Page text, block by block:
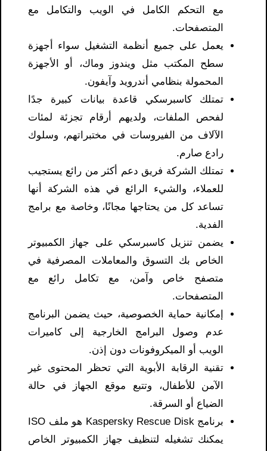
مع التحكم الكامل في الويب والتكامل مع
المتصفحات.
يعمل على جميع أنظمة التشغيل سواء أجهزة
سطح المكتب مثل ويندوز وماك، أو الأجهزة
المحمولة بنظامي أندرويد وآيفون.
تمتلك كاسبرسكي قاعدة بيانات كبيرة جدًا
لفحص الملفات، ولديهم أرقام تجزئة لمئات
الآلاف من الفيروسات في مختبراتهم، وسلوك
رادع صارم.
تمتلك الشركة فريق دعم أكثر من رائع يستجيب
للعملاء، والشيء الرائع في هذه الشركة أنها
تساعد كل من يحتاجها مجانًا، وخاصة مع برامج
الفدية.
يضمن تنزيل كاسبرسكي على جهاز الكمبيوتر
الخاص بك التسوق والمعاملات المصرفية في
متصفح خاص وآمن، مع تكامل رائع مع
المتصفحات.
إمكانية حماية الخصوصية، حيث يضمن البرنامج
عدم وصول البرامج الخارجية إلى كاميرات
الويب أو الميكروفونات دون إذن.
تقنية الرقابة الأبوية التي تحظر المحتوى غير
الآمن للأطفال، وتتبع موقع الجهاز في حالة
الضياع أو السرقة.
برنامج Kaspersky Rescue Disk هو ملف ISO
يمكنك تشغيله لتنظيف جهاز الكمبيوتر الخاص